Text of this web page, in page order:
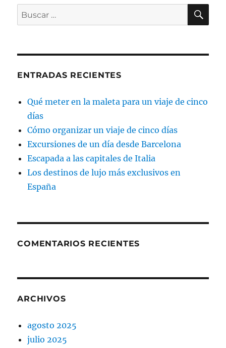
Buscar
por:
ENTRADAS RECIENTES
Qué meter en la maleta para un viaje de cinco
días
Cómo organizar un viaje de cinco días
Excursiones de un día desde Barcelona
Escapada a las capitales de Italia
Los destinos de lujo más exclusivos en
España
COMENTARIOS RECIENTES
ARCHIVOS
agosto 2025
julio 2025